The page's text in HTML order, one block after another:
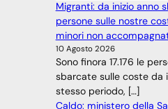
Migranti: da inizio anno
persone sulle nostre
minori non
10 Agosto 2026
Sono finora 17.176 le
sbarcate sulle coste da
stesso periodo, […]
Caldo: ministero della